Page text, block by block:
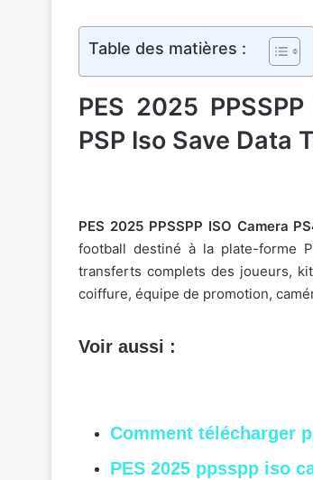
Table des matières :
PES 2025
PSP Iso Save Data
PES 2025 PPSSPP ISO Camera
football destiné à la plate-forme
transferts complets des joueurs,
coiffure, équipe de promotion,
Voir aussi :
Comment télécharger
PES 2025 ppsspp iso